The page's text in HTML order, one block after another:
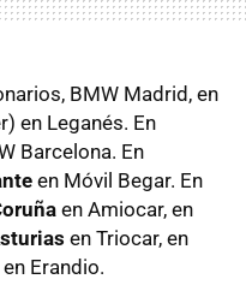
BMW Madrid, en
en Leganés. En
Barcelona. En
en Móvil Begar. En
en Amiocar, en
en Triocar, en
Erandio.